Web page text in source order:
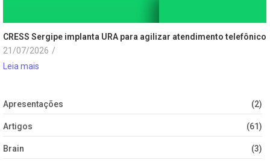
CRESS Sergipe implanta URA para agilizar atendimento telefônico
21/07/2026 /
Leia mais
Apresentações (2)
Artigos (61)
Brain (3)